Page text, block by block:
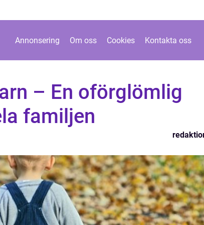
Annonsering Om oss Cookies Kontakta oss
– En oförglömlig
familjen